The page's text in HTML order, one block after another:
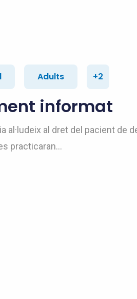
Adults +2
informat
al·ludeix al dret del pacient de
practicaran...